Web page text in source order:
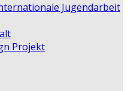
Jugendarbeit
Projekt